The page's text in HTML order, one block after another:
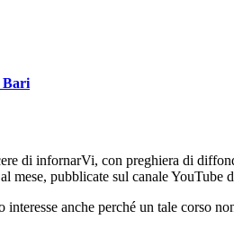
Bari
di infornarVi, con preghiera di
mese, pubblicate sul canale
anche perché un tale corso